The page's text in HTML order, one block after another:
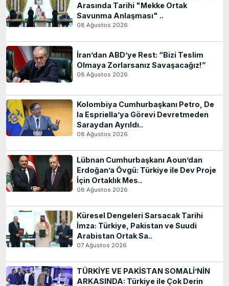
Arasında Tarihi "Mekke Ortak
Savunma Anlaşması" ..
08 Ağustos 2026
İran’dan ABD’ye Rest: “Bizi Teslim
Olmaya Zorlarsanız Savaşacağız!”
08 Ağustos 2026
Kolombiya Cumhurbaşkanı Petro, De
la Espriella’ya Görevi Devretmeden
Saraydan Ayrıldı..
08 Ağustos 2026
Lübnan Cumhurbaşkanı Aoun’dan
Erdoğan’a Övgü: Türkiye ile Dev Proje
İçin Ortaklık Mes..
08 Ağustos 2026
Küresel Dengeleri Sarsacak Tarihi
İmza: Türkiye, Pakistan ve Suudi
Arabistan Ortak Sa..
07 Ağustos 2026
TÜRKİYE VE PAKİSTAN SOMALİ’NİN
ARKASINDA: Türkiye ile Çok Derin